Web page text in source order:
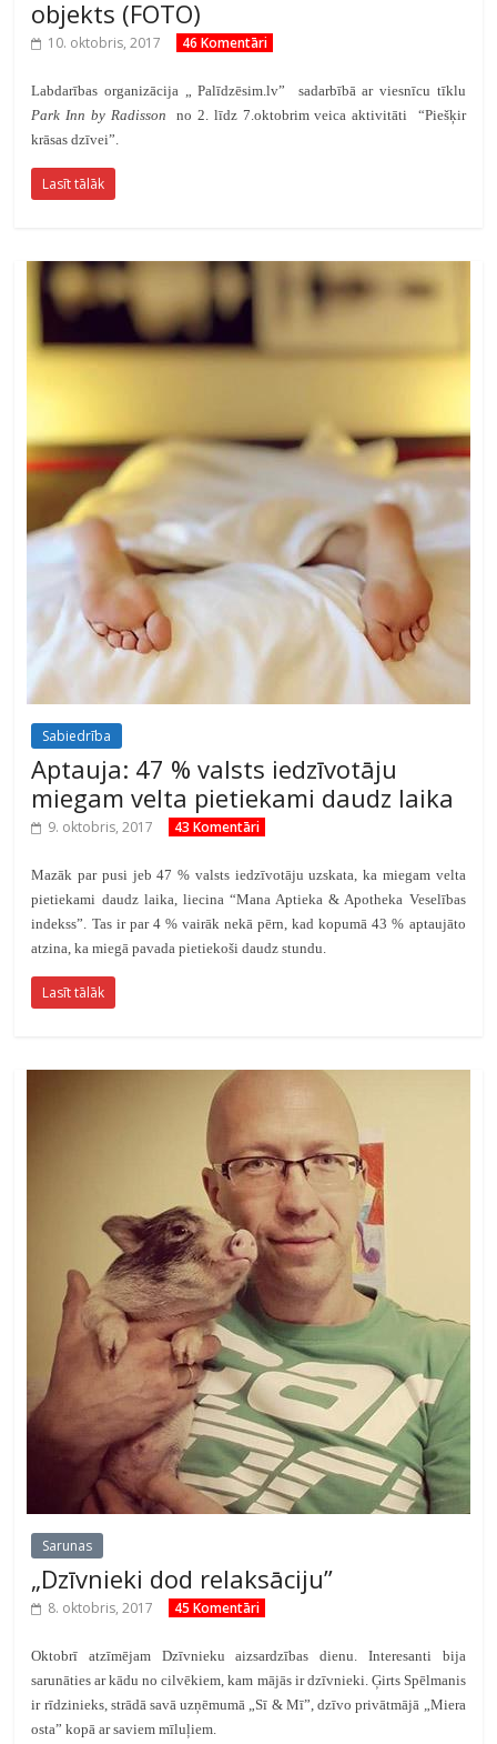
objekts (FOTO)
10. oktobris, 2017 46 Komentāri
Labdarības organizācija „ Palīdzēsim.lv” sadarbībā ar viesnīcu tīklu
Park Inn by Radisson
no 2. līdz 7.oktobrim veica aktivitāti “Piešķir
krāsas dzīvei”.
Lasīt tālāk
Sabiedrība
Aptauja: 47 % valsts iedzīvotāju
miegam velta pietiekami daudz laika
9. oktobris, 2017 43 Komentāri
Mazāk par pusi jeb 47 % valsts iedzīvotāju uzskata, ka miegam velta
pietiekami daudz laika, liecina “Mana Aptieka & Apotheka Veselības
indekss”. Tas ir par 4 % vairāk nekā pērn, kad kopumā 43 % aptaujāto
atzina, ka miegā pavada pietiekoši daudz stundu.
Lasīt tālāk
Sarunas
„Dzīvnieki dod relaksāciju”
8. oktobris, 2017 45 Komentāri
Oktobrī atzīmējam Dzīvnieku aizsardzības dienu. Interesanti bija
sarunāties ar kādu no cilvēkiem, kam mājās ir dzīvnieki. Ģirts Spēlmanis
ir rīdzinieks, strādā savā uzņēmumā „Sī & Mī”, dzīvo privātmājā „Miera
osta” kopā ar saviem mīluļiem.